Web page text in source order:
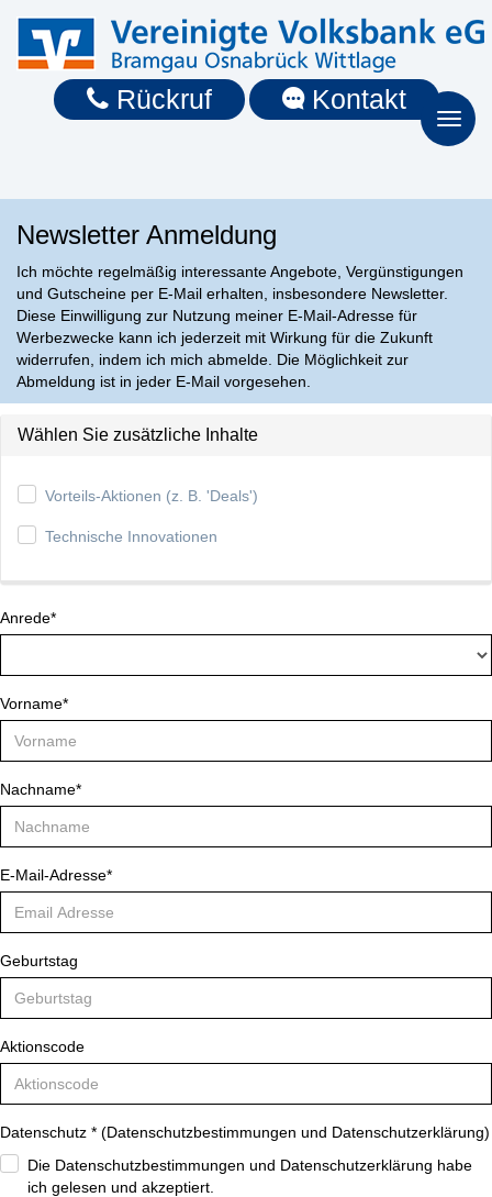
Toggle
Rückruf Kontakt
Newsletter Anmeldung
Ich möchte regelmäßig interessante Angebote, Vergünstigungen
und Gutscheine per E-Mail erhalten, insbesondere News­let­ter.
Diese Einwilligung zur Nutzung meiner E-Mail-Adresse für
Werbezwecke kann ich jederzeit mit Wirkung für die Zukunft
widerrufen, indem ich mich abmelde. Die Möglichkeit zur
Abmeldung ist in jeder E-Mail vorgesehen.
Wählen Sie zusätzliche Inhalte
Vorteils-Aktionen (z. B. 'Deals')
Technische Innovationen
Anrede*
Vorname*
Nachname*
E-Mail-Adresse*
Geburtstag
Aktionscode
Datenschutz * (Datenschutzbestimmungen und Datenschutzerklärung)
Die Datenschutzbestimmungen und Datenschutzerklärung habe
ich gelesen und akzeptiert.